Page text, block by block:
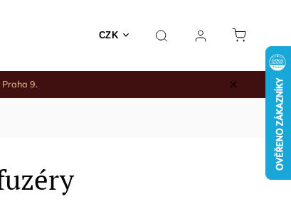
CZK
Rodinné nákupy Keramika a jiné
9.